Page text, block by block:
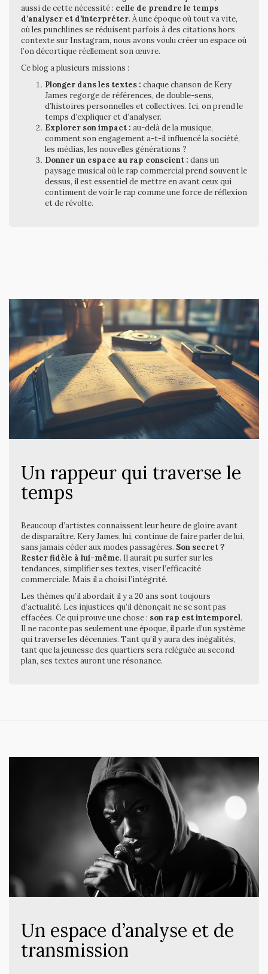
aussi de cette nécessité : celle de prendre le temps
d’analyser et d’interpréter. À une époque où tout va vite,
où les punchlines se réduisent parfois à des citations hors
contexte sur Instagram, nous avons voulu créer un espace où
l’on décortique réellement son œuvre.
Ce blog a plusieurs missions :
Plonger dans les textes : chaque chanson de Kery
James regorge de références, de double-sens,
d’histoires personnelles et collectives. Ici, on prend le
temps d’expliquer et d’analyser.
Explorer son impact : au-delà de la musique,
comment son engagement a-t-il influencé la société,
les médias, les nouvelles générations ?
Donner un espace au rap conscient : dans un
paysage musical où le rap commercial prend souvent le
dessus, il est essentiel de mettre en avant ceux qui
continuent de voir le rap comme une force de réflexion
et de révolte.
Un rappeur qui traverse le
temps
Beaucoup d’artistes connaissent leur heure de gloire avant
de disparaître. Kery James, lui, continue de faire parler de lui,
sans jamais céder aux modes passagères. Son secret ?
Rester fidèle à lui-même. Il aurait pu surfer sur les
tendances, simplifier ses textes, viser l’efficacité
commerciale. Mais il a choisi l’intégrité.
Les thèmes qu’il abordait il y a 20 ans sont toujours
d’actualité. Les injustices qu’il dénonçait ne se sont pas
effacées. Ce qui prouve une chose : son rap est intemporel.
Il ne raconte pas seulement une époque, il parle d’un système
qui traverse les décennies. Tant qu’il y aura des inégalités,
tant que la jeunesse des quartiers sera reléguée au second
plan, ses textes auront une résonance.
Un espace d’analyse et de
transmission